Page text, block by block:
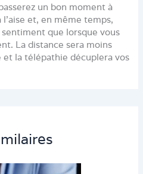
un bon moment à
et, en même temps,
que lorsque vous
La distance sera moins
et la télépathie décuplera vos